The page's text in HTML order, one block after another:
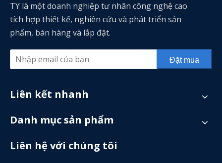
TY là một doanh nghiệp tư nhân công nghệ cao
tích hợp thiết kế, nghiên cứu và phát triển sản
phẩm, bán hàng và lắp đặt.
Đặt mua
Liên kết nhanh
Danh mục sản phẩm
Liên hệ với chúng tôi